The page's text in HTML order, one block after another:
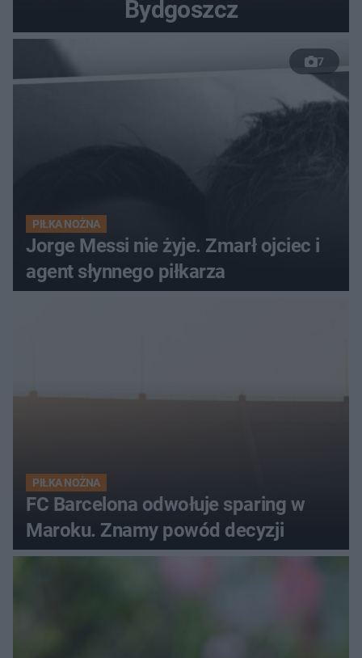
Bydgoszcz
7
PIŁKA NOŻNA
Jorge Messi nie żyje. Zmarł ojciec i
agent słynnego piłkarza
PIŁKA NOŻNA
FC Barcelona odwołuje sparing w
Maroku. Znamy powód decyzji